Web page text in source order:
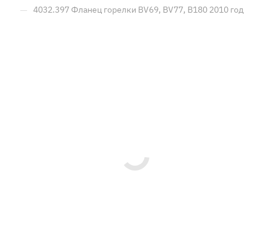
— 4032.397 Фланец горелки BV69, BV77, B180 2010 год